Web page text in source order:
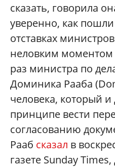
сказать, говорила
уверенно, как
отставках
неловким моментом
раз министра по
Доминика Рааба
человека, который
принципе вести
согласованию
Рааб сказал в
газете Sunday